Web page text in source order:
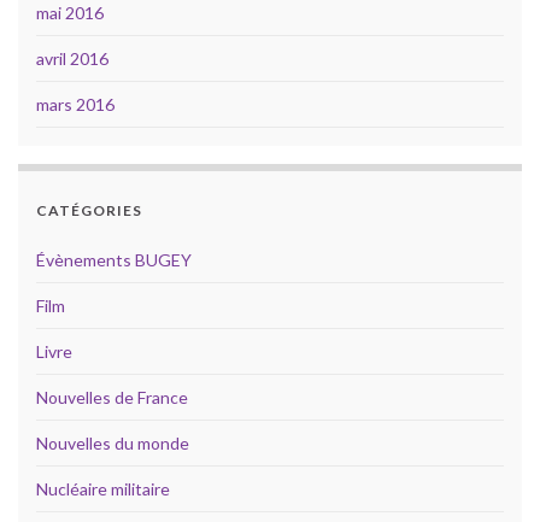
mai 2016
avril 2016
mars 2016
CATÉGORIES
Évènements BUGEY
Film
Livre
Nouvelles de France
Nouvelles du monde
Nucléaire militaire